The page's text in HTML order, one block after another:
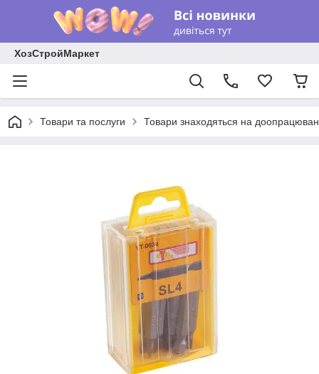
ХозСтройМаркет
Товари та послуги Товари знаходяться на